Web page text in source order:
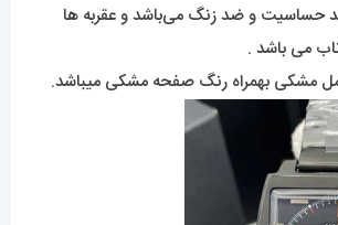
حساسیت و ضد زنگ می‌باشد و عقربه ها
می باشد .
مشکی بهمراه رنگ صفحه مشکی میباشد.